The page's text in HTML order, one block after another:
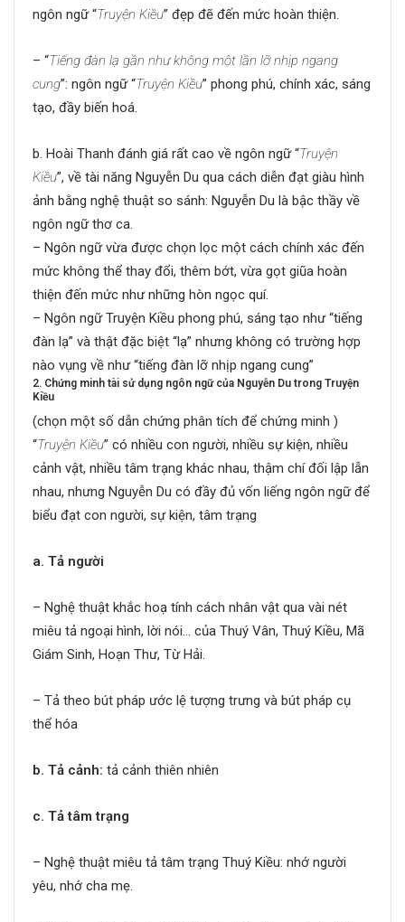
ngôn ngữ “Truyện Kiều” đẹp đẽ đến mức hoàn thiện.
– “Tiếng đàn lạ gần như không một lần lỡ nhịp ngang
cung”: ngôn ngữ “Truyện Kiều” phong phú, chính xác, sáng
tạo, đầy biến hoá.
b. Hoài Thanh đánh giá rất cao về ngôn ngữ “Truyện
Kiều”, về tài năng Nguyễn Du qua cách diễn đạt giàu hình
ảnh bằng nghệ thuật so sánh: Nguyễn Du là bậc thầy về
ngôn ngữ thơ ca.
– Ngôn ngữ vừa được chọn lọc một cách chính xác đến
mức không thể thay đổi, thêm bớt, vừa gọt giũa hoàn
thiện đến mức như những hòn ngọc quí.
– Ngôn ngữ Truyện Kiều phong phú, sáng tạo như “tiếng
đàn lạ” và thật đặc biệt “lạ” nhưng không có trường hợp
nào vụng về như “tiếng đàn lỡ nhịp ngang cung”
2. Chứng minh tài sử dụng ngôn ngữ của Nguyễn Du trong Truyện
Kiều
(chọn một số dẫn chứng phân tích để chứng minh )
“Truyện Kiều” có nhiều con người, nhiều sự kiện, nhiều
cảnh vật, nhiều tâm trạng khác nhau, thậm chí đối lập lẫn
nhau, nhưng Nguyễn Du có đầy đủ vốn liếng ngôn ngữ để
biểu đạt con người, sự kiện, tâm trạng
a. Tả người
– Nghệ thuật khắc hoạ tính cách nhân vật qua vài nét
miêu tả ngoại hình, lời nói… của Thuý Vân, Thuý Kiều, Mã
Giám Sinh, Hoạn Thư, Từ Hải.
– Tả theo bút pháp ước lệ tượng trưng và bút pháp cụ
thể hóa
b. Tả cảnh: tả cảnh thiên nhiên
c. Tả tâm trạng
– Nghệ thuật miêu tả tâm trạng Thuý Kiều: nhớ người
yêu, nhớ cha mẹ.